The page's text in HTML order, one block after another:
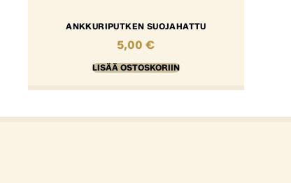
ANKKURIPUTKEN SUOJAHATTU
5,00€
LISÄÄ OSTOSKORIIN